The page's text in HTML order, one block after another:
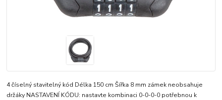
4 číselný stavitelný kód Délka 150 cm Šířka 8 mm zámek neobsahuje
držáky NASTAVENÍ KÓDU: nastavte kombinaci 0-0-0-0 potřebnou k